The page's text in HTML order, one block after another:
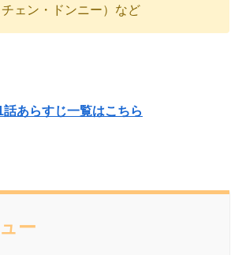
ェン・ドンニー）など
話あらすじ一覧はこちら
ー